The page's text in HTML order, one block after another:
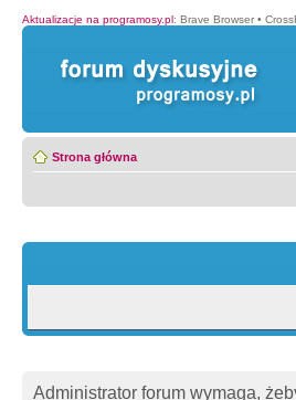
Aktualizacje na programosy.pl: Brave Browser •
Strona główna
Administrator forum wymaga,